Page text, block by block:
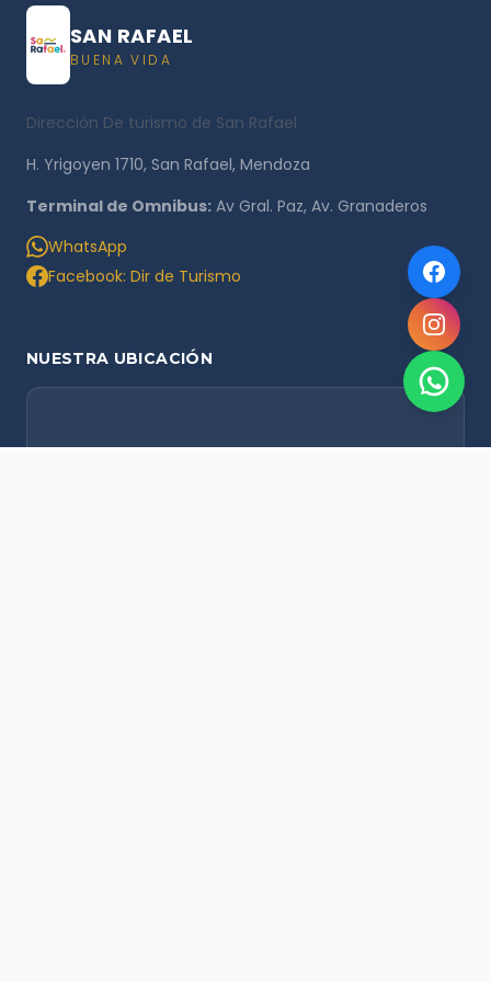
SAN RAFAEL
BUENA VIDA
Dirección De turismo de San Rafael
H. Yrigoyen 1710, San Rafael, Mendoza
Terminal de Omnibus: Av Gral. Paz, Av. Granaderos
WhatsApp
Facebook: Dir de Turismo
NUESTRA UBICACIÓN